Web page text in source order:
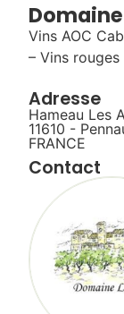
Vins AOC
– Vins
Adresse
Hameau Les
11610 -
FRANCE
Contact